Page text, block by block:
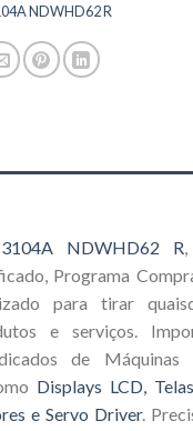
NDWHD62 R
NDWHD62 R
Programa
para tirar
e serviços.
de Máquinas
Displays LCD,
e Servo Driver.